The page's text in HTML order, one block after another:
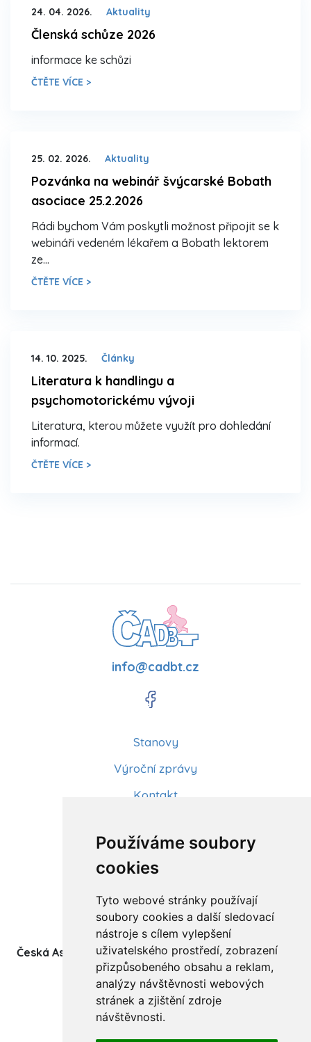
Používáme soubory
cookies
Tyto webové stránky používají
soubory cookies a další sledovací
nástroje s cílem vylepšení
uživatelského prostředí, zobrazení
přizpůsobeného obsahu a reklam,
analýzy návštěvnosti webových
stránek a zjištění zdroje
návštěvnosti.
24. 04. 2026. Aktuality
Členská schůze 2026
informace ke schůzi
ČTĚTE VÍCE >
25. 02. 2026. Aktuality
Pozvánka na webinář švýcarské Bobath
asociace 25.2.2026
Rádi bychom Vám poskytli možnost připojit se k
webináři vedeném lékařem a Bobath lektorem
ze…
ČTĚTE VÍCE >
14. 10. 2025. Články
Literatura k handlingu a
psychomotorickému vývoji
Literatura, kterou můžete využít pro dohledání
informací.
ČTĚTE VÍCE >
info@cadbt.cz
Stanovy
Výroční zprávy
Kontakt
Články
Kurzy a workshopy
Sídlo ČADBT
Česká Asociace Dětských Bobath Terapeutů spolek
(z.s.)
Ukrajinská 1534
708 00 Ostrava-Poruba